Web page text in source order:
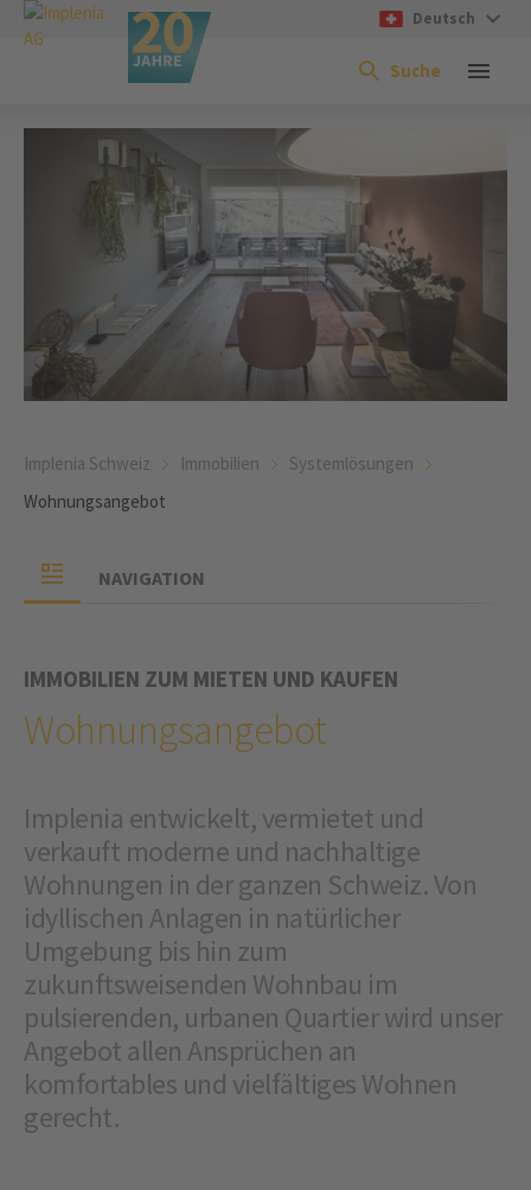
Deutsch
Suche
Implenia Schweiz Immobilien
Systemlösungen
Wohnungsangebot
NAVIGATION
IMMOBILIEN ZUM MIETEN UND KAUFEN
Wohnungsangebot
Implenia entwickelt, vermietet und
verkauft moderne und nachhaltige
Wohnungen in der ganzen Schweiz. Von
idyllischen Anlagen in natürlicher
Umgebung bis hin zum
zukunftsweisenden Wohnbau im
pulsierenden, urbanen Quartier wird unser
Angebot allen Ansprüchen an
komfortables und vielfältiges Wohnen
gerecht.